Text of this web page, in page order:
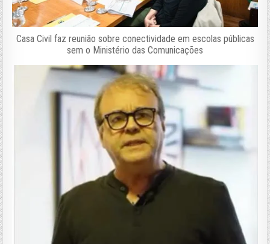
Casa Civil faz reunião sobre conectividade em escolas públicas
sem o Ministério das Comunicações